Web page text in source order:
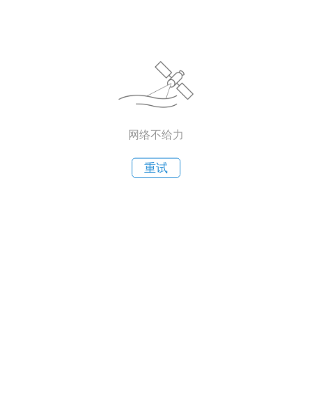
网络不给力
重试